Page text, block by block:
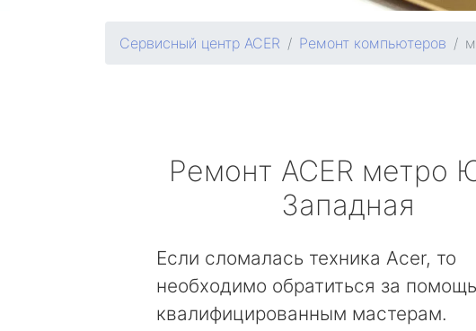
Сервисный центр ACER Ремонт компьютеров
Ремонт ACER метро
Западная
Если сломалась техника Acer, то
необходимо обратиться за
квалифицированным мастерам.